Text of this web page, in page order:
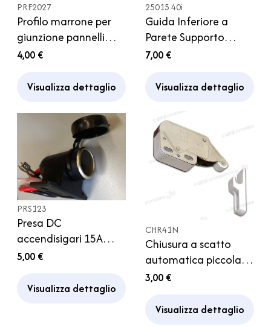
PRF2027
Profilo marrone per
giunzione pannelli
soffitto
4,00 €
Visualizza dettaglio
25015.40i
Guida Inferiore a
Parete Supporto
Tavolo Scorrevole ABS
Camper
7,00 €
Visualizza dettaglio
PRS123
Presa DC
accendisigari 15A
Impermeabile
coperchio per auto
5,00 €
Visualizza dettaglio
CHR41N
Chiusura a scatto
automatica piccola
Armadio Pensile
3,00 €
Visualizza dettaglio